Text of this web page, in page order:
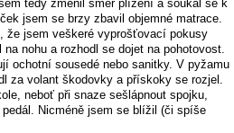
tedy změnil směr plížení a soukal se k
jsem se brzy zbavil objemné matrace.
že jsem veškeré vyprošťovací pokusy
nohu a rozhodl se dojet na pohotovost.
ochotní sousedé nebo sanitky. V pyžamu
za volant škodovky a přískoky se rozjel.
neboť při snaze sešlápnout spojku,
Nicméně jsem se blížil (či spíše